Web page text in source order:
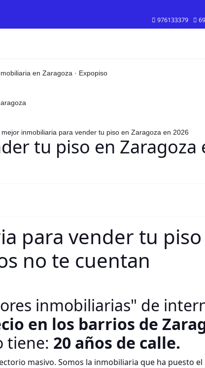
976133379
en Zaragoza · Expopiso
mejor inmobiliaria para vender tu piso en Zaragoza en 2026
tu piso en Zaragoza
para vender tu
no te cuentan
inmobiliarias" de
en los barrios de
tiene: 20 años de calle.
masivo. Somos la inmobiliaria que ha puesto el